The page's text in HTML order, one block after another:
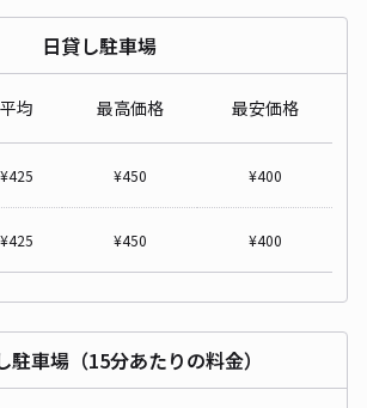
日貸し駐車場
平均 最高価格 最安価格
¥425 ¥450 ¥400
¥425 ¥450 ¥400
駐車場（15分あたりの料金）